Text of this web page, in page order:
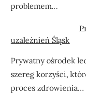
problemem…
uzależnień Śląsk
Prywatny ośrodek
szereg korzyści,
proces zdrowienia…